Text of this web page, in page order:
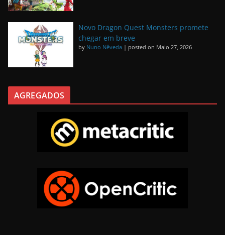
Novo Dragon Quest Monsters promete
chegar em breve
by Nuno Nêveda | posted on Maio 27, 2026
AGREGADOS